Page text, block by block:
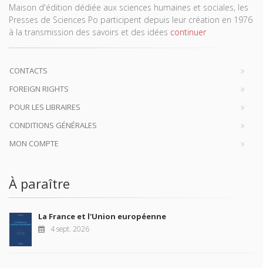
Maison d'édition dédiée aux sciences humaines et sociales, les
Presses de Sciences Po participent depuis leur création en 1976
à la transmission des savoirs et des idées continuer
CONTACTS
FOREIGN RIGHTS
POUR LES LIBRAIRES
CONDITIONS GÉNÉRALES
MON COMPTE
À paraître
La France et l'Union européenne
4 sept. 2026